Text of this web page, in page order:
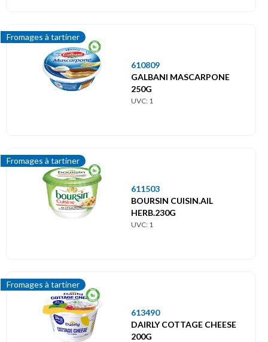
Fromages à tartiner
610809
GALBANI MASCARPONE
250G
UVC: 1
Fromages à tartiner
611503
BOURSIN CUISIN.AIL
HERB.230G
UVC: 1
Fromages à tartiner
613490
DAIRLY COTTAGE CHEESE
200G